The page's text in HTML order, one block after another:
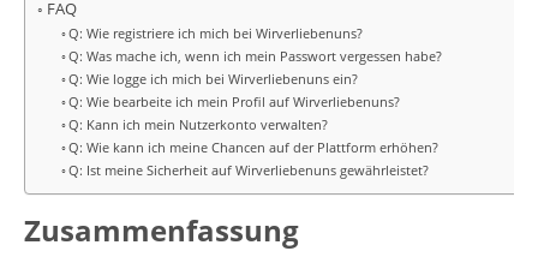
FAQ
Q: Wie registriere ich mich bei Wirverliebenuns?
Q: Was mache ich, wenn ich mein Passwort vergessen habe?
Q: Wie logge ich mich bei Wirverliebenuns ein?
Q: Wie bearbeite ich mein Profil auf Wirverliebenuns?
Q: Kann ich mein Nutzerkonto verwalten?
Q: Wie kann ich meine Chancen auf der Plattform erhöhen?
Q: Ist meine Sicherheit auf Wirverliebenuns gewährleistet?
Zusammenfassung